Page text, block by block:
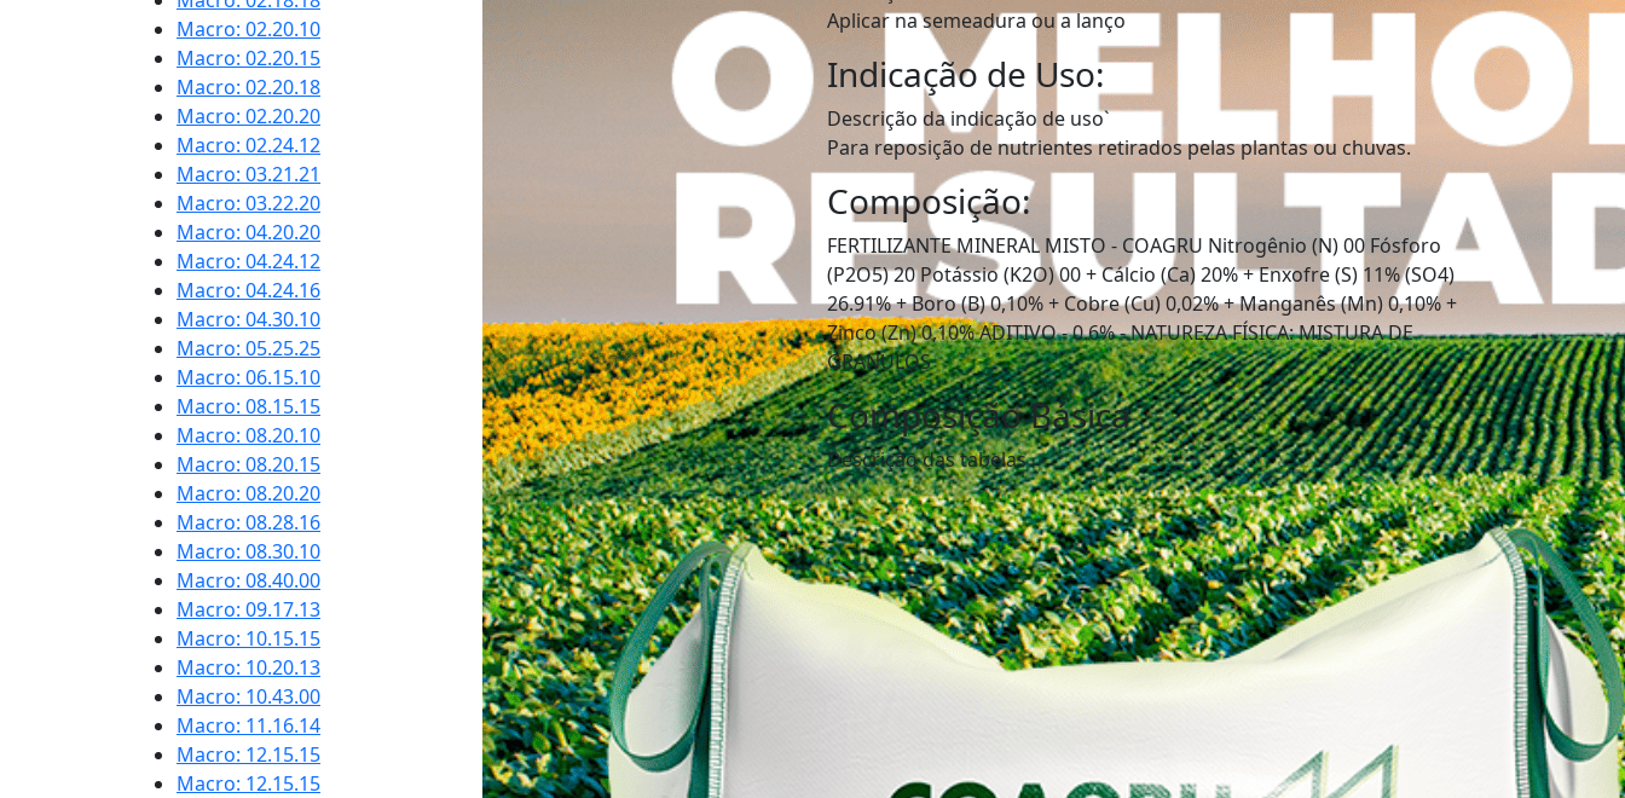
Macro: 02.20.10
Macro: 02.20.15
Macro: 02.20.18
Macro: 02.20.20
Macro: 02.24.12
Macro: 03.21.21
Macro: 03.22.20
Macro: 04.20.20
Macro: 04.24.12
Macro: 04.24.16
Macro: 04.30.10
Macro: 05.25.25
Macro: 06.15.10
Macro: 08.15.15
Macro: 08.20.10
Macro: 08.20.15
Macro: 08.20.20
Macro: 08.28.16
Macro: 08.30.10
Macro: 08.40.00
Macro: 09.17.13
Macro: 10.15.15
Macro: 10.20.13
Macro: 10.43.00
Macro: 11.16.14
Macro: 12.15.15
Macro: 12.15.15
Aplicar na semeadura ou a lanço
Indicação de Uso:
Descrição da indicação de uso`
Para reposição de nutrientes retirados pelas plantas ou chuvas.
Composição:
FERTILIZANTE MINERAL MISTO - COAGRU Nitrogênio (N) 00 Fósforo
(P2O5) 20 Potássio (K2O) 00 + Cálcio (Ca) 20% + Enxofre (S) 11% (SO4)
26.91% + Boro (B) 0,10% + Cobre (Cu) 0,02% + Manganês (Mn) 0,10% +
Zinco (Zn) 0,10% ADITIVO - 0.6% - NATUREZA FÍSICA: MISTURA DE
GRANULOS
Composição Básica
Descrição das tabelas